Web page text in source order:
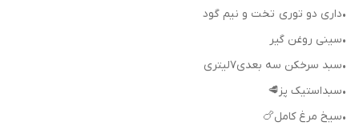
•داری دو توری تخت و نیم گود
•سینی روغن گیر
•سبد سرخکن سه بعدی۷لیتری
•سبد‌استیک پز🥩
•سیخ مرغ کامل🍗